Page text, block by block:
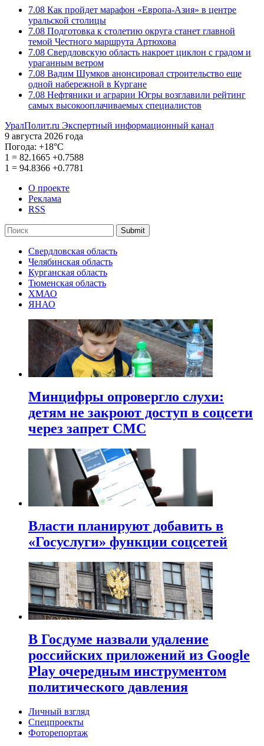
7.08 Как пройдет марафон «Европа-Азия» в центре
уральской столицы
7.08 Подготовка к столетию округа станет главной
темой Честного маршрута Артюхова
7.08 Свердловскую область накроет циклон с градом и
ураганным ветром
7.08 Вадим Шумков анонсировал строительство еще
одной набережной в Кургане
7.08 Нефтяники и аграрии Югры возглавили рейтинг
самых высокооплачиваемых специалистов
УралПолит.ru Экспертный информационный канал
9 августа 2026 года
Погода: +18°С
1 = 82.1665 +0.7588
1 = 94.8366 +0.7781
О проекте
Реклама
RSS
Submit
Свердловская область
Челябинская область
Курганская область
Тюменская область
ХМАО
ЯНАО
Минцифры опровергло слухи:
детям не закроют доступ в соцсети
через запрет СМС
Власти планируют добавить в
«Госуслуги» функции соцсетей
В Госдуме назвали удаление
российских приложений из Google
Play очередным инструментом
политического давления
Личный взгляд
Спецпроекты
Фоторепортаж